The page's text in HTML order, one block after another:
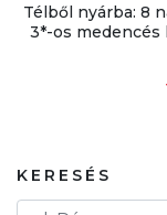
Télből nyárba: 8
3*-os medencés
KERESÉS